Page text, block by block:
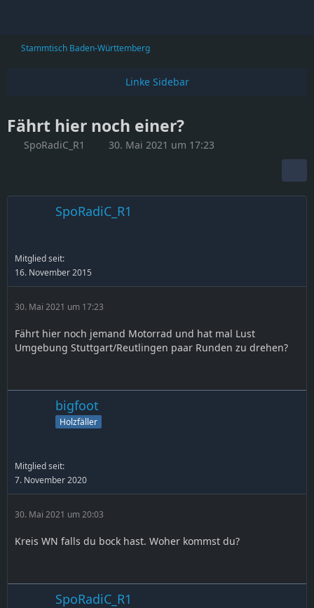
Stammtisch Baden-Württemberg
Fährt hier noch einer?
SpoRadiC_R1 30. Mai 2021 um 17:23
SpoRadiC_R1
Mitglied seit:
16. November 2015
30. Mai 2021 um 17:23
Fährt hier noch jemand Motorrad und hat mal Lust
Umgebung Stuttgart/Reutlingen paar Runden zu drehen?
bigfoot
Holzfäller
Mitglied seit:
7. November 2020
30. Mai 2021 um 20:03
Kreis WN falls du bock hast. Woher kommst du?
SpoRadiC_R1